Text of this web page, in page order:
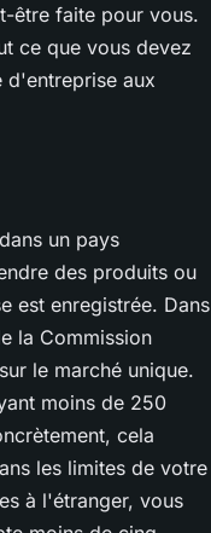
être faite pour vous.
ce que vous devez
aux
un pays
des produits ou
est enregistrée. Dans
la Commission
le marché unique.
moins de 250
cela
les limites de votre
à l'étranger, vous